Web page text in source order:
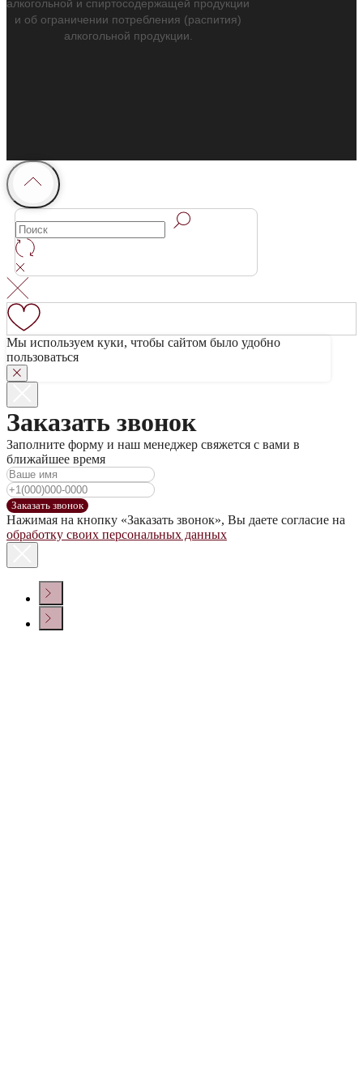
алкогольной и спиртосодержащей продукции
и об ограничении потребления (распития)
алкогольной продукции.
Мы используем куки, чтобы сайтом было удобно
пользоваться
Заказать звонок
Заполните форму и наш менеджер свяжется с вами в
ближайшее время
Заказать звонок
Нажимая на кнопку «Заказать звонок», Вы даете согласие на
обработку своих персональных данных